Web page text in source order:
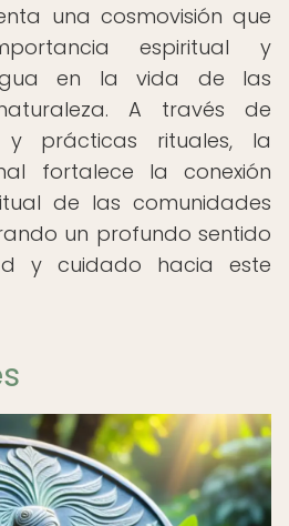
una cosmovisión que
espiritual y
en la vida de las
A través de
y prácticas rituales, la
fortalece la conexión
de las comunidades
un profundo sentido
y cuidado hacia este